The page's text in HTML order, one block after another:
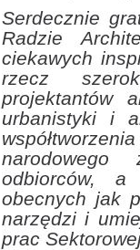
Serdecznie
Radzie
ciekawych
rzecz
projektantów
urbanistyki i
narodowego
odbiorców, a
obecnych jak
narzędzi i
prac